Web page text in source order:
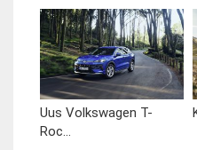
Uus Volkswagen T-
Roc...